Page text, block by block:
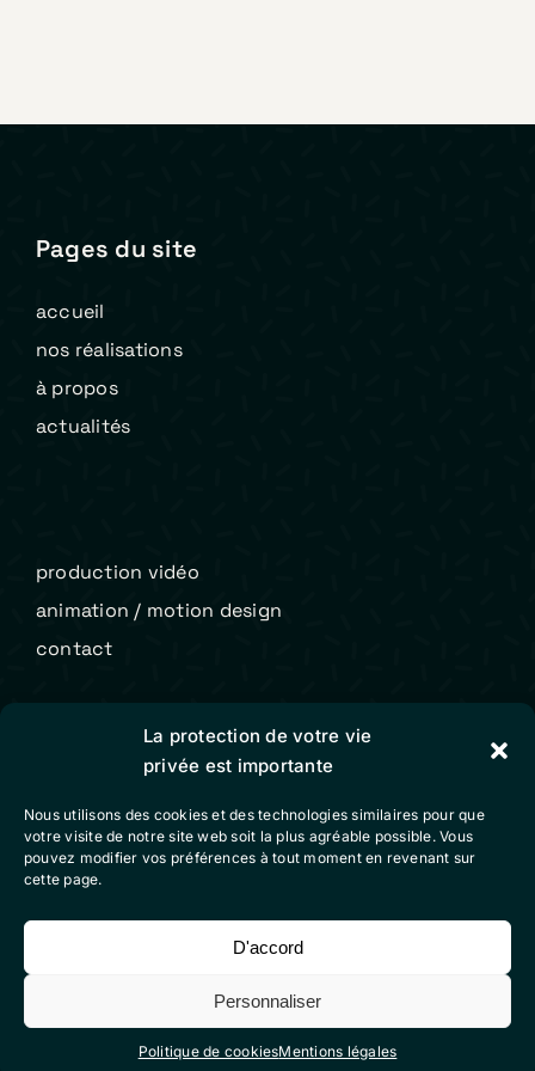
La protection de votre vie
privée est importante
Nous utilisons des cookies et des technologies similaires pour que
votre visite de notre site web soit la plus agréable possible. Vous
pouvez modifier vos préférences à tout moment en revenant sur
cette page.
D'accord
Personnaliser
Politique de cookiesMentions légales
Pages du site
accueil
nos réalisations
à propos
actualités
production vidéo
animation / motion design
contact
Colibri Vidéo
conditions générales de vente
politique de cookies (eu)
Suivez-nous sur nos réseaux sociaux